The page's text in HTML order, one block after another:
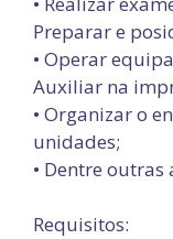
Preparar e
• Operar
Auxiliar na
• Organizar o
unidades;
• Dentre
Requisitos: